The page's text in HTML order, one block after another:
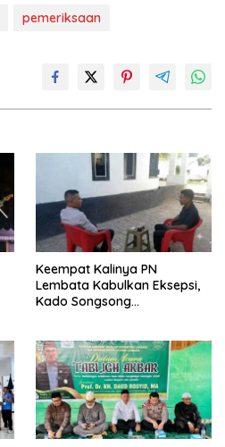
pemeriksaan
Keempat Kalinya PN
Lembata Kabulkan Eksepsi,
Kado Songsong